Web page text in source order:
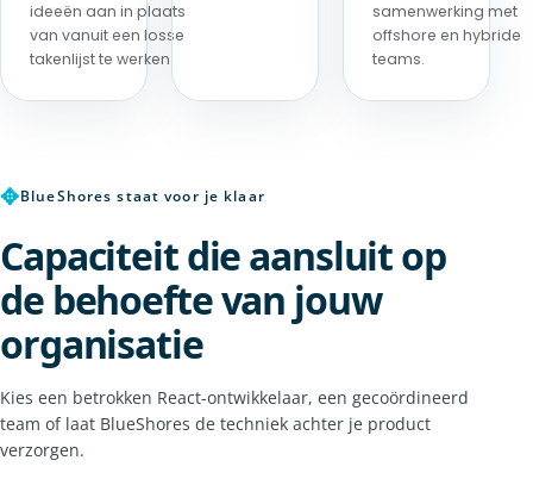
ideeën aan in plaats
van vanuit een losse
takenlijst te werken.
samenwerking met
offshore en hybride
teams.
✥BlueShores staat voor je klaar
Capaciteit die aansluit op
de behoefte van jouw
organisatie
Kies een betrokken React-ontwikkelaar, een gecoördineerd
team of laat BlueShores de techniek achter je product
verzorgen.